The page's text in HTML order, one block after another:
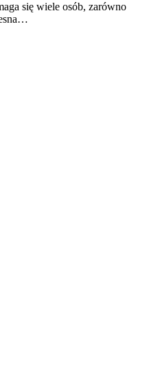
się wiele osób, zarówno